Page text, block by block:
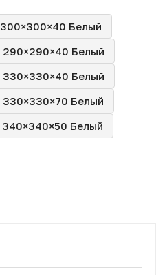
300×300×40 Белый
290×290×40 Белый
330×330×40 Белый
330×330×70 Белый
340×340×50 Белый